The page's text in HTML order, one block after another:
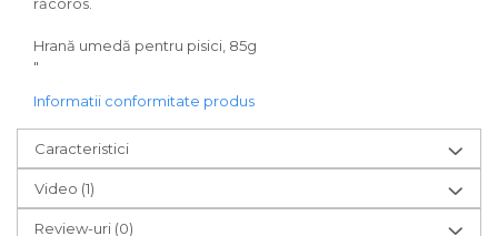
Hrană umedă pentru pisici, 85g
"
Informatii conformitate produs
Caracteristici
Video (1)
Review-uri (0)